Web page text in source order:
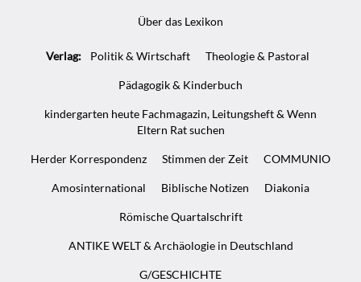
Über das Lexikon
Verlag: Politik & Wirtschaft Theologie & Pastoral
Pädagogik & Kinderbuch
kindergarten heute Fachmagazin, Leitungsheft & Wenn
Eltern Rat suchen
Herder Korrespondenz Stimmen der Zeit COMMUNIO
Amosinternational Biblische Notizen Diakonia
Römische Quartalschrift
ANTIKE WELT & Archäologie in Deutschland
G/GESCHICHTE